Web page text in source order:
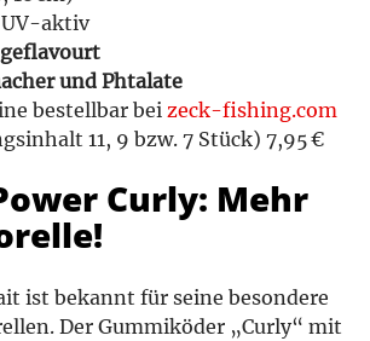
UV-aktiv
und Phtalate
bestellbar bei zeck-fishing.com
11, 9 bzw. 7 Stück) 7,95 €
Curly: Mehr
ist bekannt für seine besondere
Der Gummiköder „Curly“ mit